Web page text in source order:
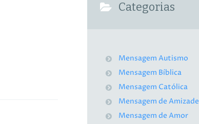
Categorias
Mensagem Autismo
Mensagem Bíblica
Mensagem Católica
Mensagem de Amizade
Mensagem de Amor